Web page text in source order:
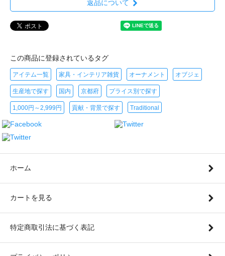
返品について
この商品に登録されているタグ
アイテム一覧 家具・インテリア雑貨 オーナメント オブジェ
生産地で探す 国内 京都府 プライス別で探す
1,000円～2,999円 貢献・背景で探す Traditional
ホーム
カートを見る
特定商取引法に基づく表記